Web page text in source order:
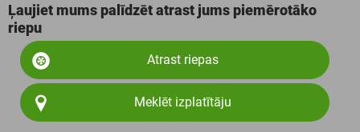
Ļaujiet mums palīdzēt atrast jums piemērotāko
riepu
Atrast riepas
Meklēt izplatītāju